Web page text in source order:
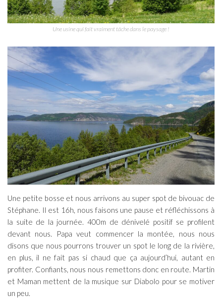
Une usine qui fait vraiment tâche dans le paysage !
Une petite bosse et nous arrivons au super spot de bivouac de
Stéphane. Il est 16h, nous faisons une pause et réfléchissons à
la suite de la journée. 400m de dénivelé positif se profilent
devant nous. Papa veut commencer la montée, nous nous
disons que nous pourrons trouver un spot le long de la rivière,
en plus, il ne fait pas si chaud que ça aujourd’hui, autant en
profiter. Confiants, nous nous remettons donc en route. Martin
et Maman mettent de la musique sur Diabolo pour se motiver
un peu.